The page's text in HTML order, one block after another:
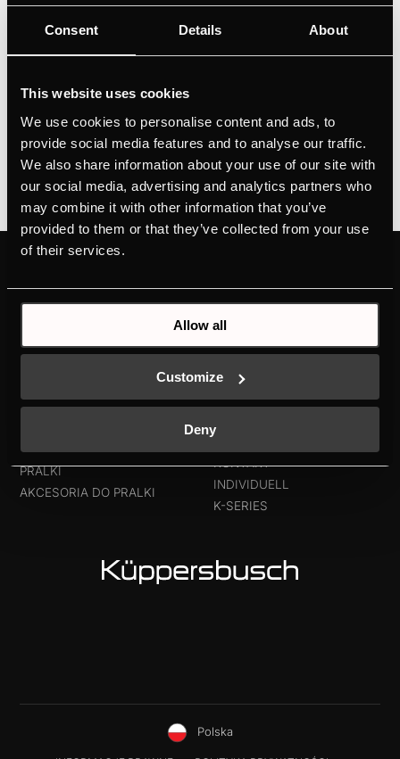
Consent Details About
This website uses cookies
We use cookies to personalise content and ads, to
provide social media features and to analyse our traffic.
We also share information about your use of our site with
our social media, advertising and analytics partners who
may combine it with other information that you’ve
provided to them or that they’ve collected from your use
of their services.
Allow all
Customize
Deny
utworzone przezIvan Flores|cze 19, 2026
ZC8022
utworzone przezIvan Flores|
1 2 »
PIEKARNIKI
OKAPY KUCHENNE
CHŁODZIARKA DO WINA
ZMYWARKI
PRALKI
AKCESORIA DO PRALKI
KÜPPERSBUSCH
DESIGN
PROJEKTY
HISTORIA
DO POBRANIA
KONTAKT
INDIVIDUELL
K-SERIES
Polska